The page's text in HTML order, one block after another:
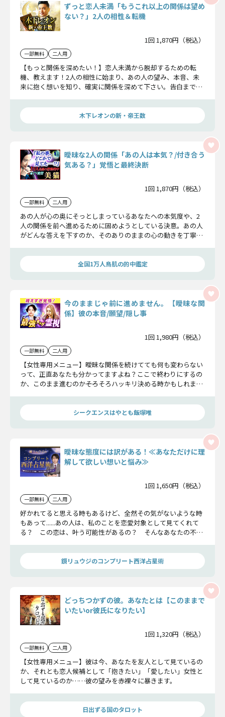
ずっと恋人未満「もうこれ以上の関係は望め
ない？」2人の相性＆転機
1回 1,870円（税込）
一部無料 二人用
【もっと関係を深めたい！】恋人未満から脱却するための転
機、教えます！2人の相性に始まり、あの人の望み、本音、未
来に抱く想いを知り、確実に関係を深めて下さい。告白までの
木下レオンの新・帝王数
曖昧な2人の関係「あの人は本気？/付き合う
気ある？」覚悟と最終決断
1回 1,870円（税込）
一部無料 二人用
あの人が心の奥にそっとしまっているあなたへの本気度や、2
人の関係を前へ進めるために固めようとしている決意。あの人
がどんな答えを下すのか、そのありのままの心の動きを丁寧に
全国1万人鳥肌の的中鑑定
今のままじゃ前に進めません。【曖昧な関
係】彼の本音/願望/隠し事
1回 1,980円（税込）
一部無料 二人用
【女性専用メニュー】曖昧な関係を続けてても何も変わらない
って、正直あなたも分かってますよね？ここで終わりにするの
か、このまま進むのか――そろそろハッキリ決める時かもしれませ
とめてお伝えしますね。
シークエンスはやとも飯塚唯
曖昧な態度には訳がある！≪あなただけに理
解して欲しい想いと悩み≫
1回 1,650円（税込）
一部無料 二人用
好かれてると思える時もあるけど、全然その気がないような時
もあって......あの人は、私のことを恋愛対象として見てくれて
る？ この恋は、叶う可能性があるの？ そんなあなたの不安
の転機を教えます。
鏡リュウジのコンプリート西洋占星術
どっちつかずの彼。あなたとは【このままで
いたいor彼氏になりたい】
1回 1,320円（税込）
一部無料 二人用
【女性専用メニュー】彼は今、あなたを友人として見ているの
か、それとも恋人候補として「抱きたい」「愛したい」女性と
して見ているのか……彼の望みを赤裸々に暴きます。
日出ずる国のタロット